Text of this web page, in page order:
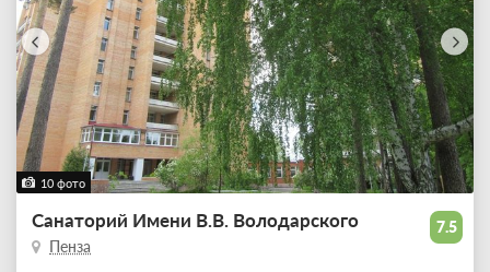
10 фото
7.5
Санаторий Имени В.В. Володарского
Пенза